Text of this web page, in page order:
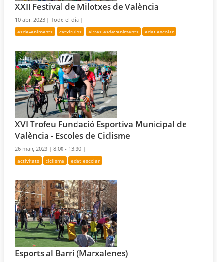
XXII Festival de Milotxes de València
10 abr. 2023 |Todo el día |
esdeveniments catxirulos altres esdeveniments edat escolar
XVI Trofeu Fundació Esportiva Municipal de
València - Escoles de Ciclisme
26 març 2023 |8:00 - 13:30 |
activitats ciclisme edat escolar
Esports al Barri (Marxalenes)